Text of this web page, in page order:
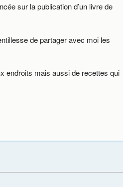
sur la publication d’un livre de
de partager avec moi les
endroits mais aussi de recettes qui